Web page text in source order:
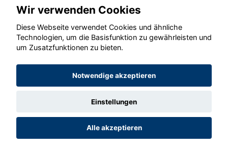
rein.de/httpdocs/ELN_711/mmh-hersteller-aktionen.php
Wir verwenden Cookies
Diese Webseite verwendet Cookies und ähnliche
Technologien, um die Basisfunktion zu gewährleisten und
um Zusatzfunktionen zu bieten.
Notwendige akzeptieren
Einstellungen
Alle akzeptieren